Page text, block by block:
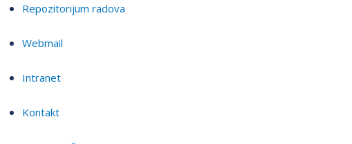
Repozitorijum radova
Webmail
Intranet
Kontakt